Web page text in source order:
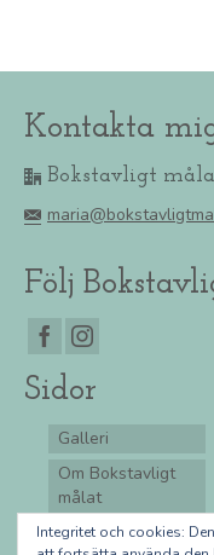
Kontakta
Bokstavligt
Följ
Sidor
Galleri
Om Bokstavligt
målat
Integritetspolicy
Integritet och cookies: